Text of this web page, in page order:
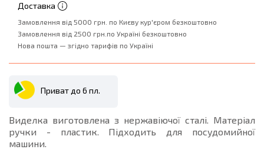
Доставка
Замовлення від 5000 грн. по Києву кур'єром безкоштовно
Замовлення від 2500 грн.по Україні безкоштовно
Нова пошта — згідно тарифів по Україні
Приват до 6 пл.
Виделка виготовлена з нержавіючої сталі. Матеріал
ручки - пластик. Підходить для посудомийної
машини.